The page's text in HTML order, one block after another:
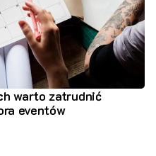
warto zatrudnić
eventów